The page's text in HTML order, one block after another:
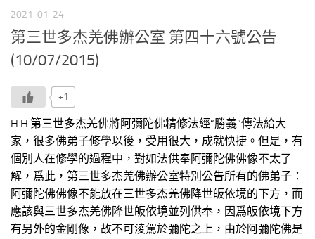
2021-01-24
第三世多杰羌佛辦公室 第四十六號公告
(10/07/2015)
+1
H.H.第三世多杰羌佛將阿彌陀佛精修法經“勝義”傳法給大
家，很多佛弟子修學以後，受用很大，成就快捷。但是，有
個別人在修學的過程中，對如法供奉阿彌陀佛佛像不太了
解，爲此，第三世多杰羌佛辦公室特別公告所有的佛弟子：
阿彌陀佛佛像不能放在三世多杰羌佛降世皈依境的下方，而
應該與三世多杰羌佛降世皈依境並列供奉，因爲皈依境下方
有另外的金剛像，故不可淩駕於彌陀之上，由於阿彌陀佛是